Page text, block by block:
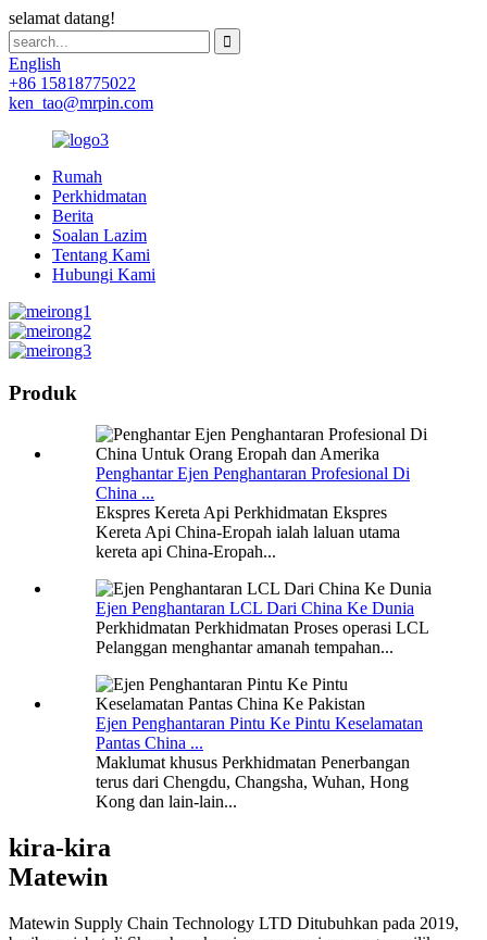
selamat datang!
English
+86 15818775022
ken_tao@mrpin.com
Rumah
Perkhidmatan
Berita
Soalan Lazim
Tentang Kami
Hubungi Kami
Produk
Penghantar Ejen Penghantaran Profesional Di
China ...
Ekspres Kereta Api Perkhidmatan Ekspres
Kereta Api China-Eropah ialah laluan utama
kereta api China-Eropah...
Ejen Penghantaran LCL Dari China Ke Dunia
Perkhidmatan Perkhidmatan Proses operasi LCL
Pelanggan menghantar amanah tempahan...
Ejen Penghantaran Pintu Ke Pintu Keselamatan
Pantas China ...
Maklumat khusus Perkhidmatan Penerbangan
terus dari Chengdu, Changsha, Wuhan, Hong
Kong dan lain-lain...
kira-kira
Matewin
Matewin Supply Chain Technology LTD Ditubuhkan pada 2019,